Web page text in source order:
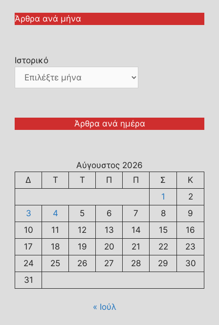
Άρθρα ανά μήνα
Ιστορικό
Άρθρα ανά ημέρα
Αύγουστος 2026
Δ
Τ Τ Π Π Σ
Κ
1
2
3
4 5 6 7 8
9
10
11 12 13 14 15
16
17
18 19 20 21 22
23
24
25 26 27 28 29
30
31
« Ιούλ